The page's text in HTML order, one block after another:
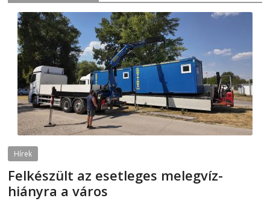
Hírek
Felkészült az esetleges melegvíz-
hiányra a város